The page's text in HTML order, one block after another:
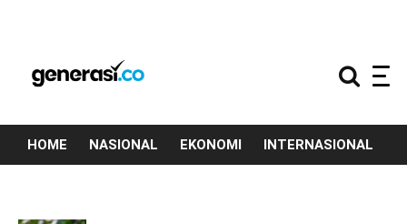
HOME NASIONAL EKONOMI INTERNASIONAL